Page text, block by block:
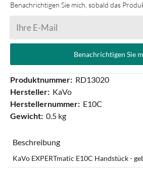
Benachrichtigen Sie mich, sobald das
Benachrichtigen Sie
Produktnummer: RD13020
Hersteller: KaVo
Herstellernummer: E10C
Gewicht: 0.5 kg
Beschreibung
KaVo EXPERTmatic E10C Handstück -